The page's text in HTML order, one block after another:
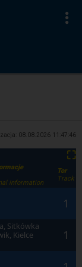
08.08.2026 11:47:46
⛶
information
Tor
Track
1
Sitkówka
Kielce
1